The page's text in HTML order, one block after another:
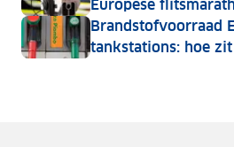
Europese
Brandstofvoorraad
tankstations: hoe